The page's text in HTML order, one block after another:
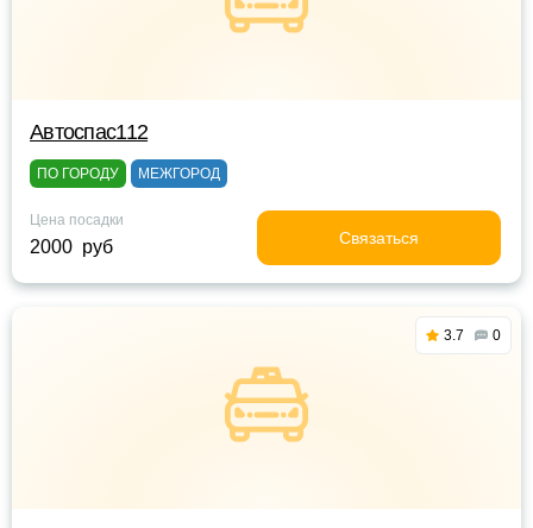
Автоспас112
ПО ГОРОДУ МЕЖГОРОД
Цена посадки
2000 руб Связаться
3.7 0